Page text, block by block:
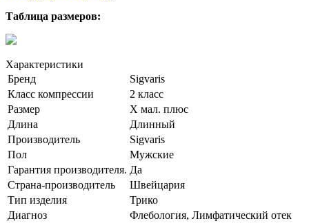
Таблица размеров:
Характеристики
Бренд
Sigvaris
Класс компрессии
2 класс
Размер
Х мал. плюс
Длина
Длинный
Производитель
Sigvaris
Пол
Мужские
Гарантия производителя. Да
Страна-производитель
Швейцария
Тип изделия
Трико
Диагноз
Флебология, Лимфатический отек